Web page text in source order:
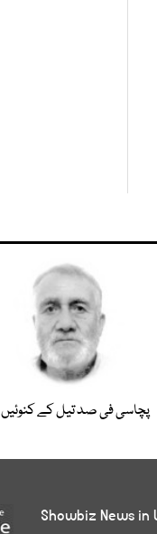
پچاسی فی صد تیل کے کنوئیں
Showbiz News in